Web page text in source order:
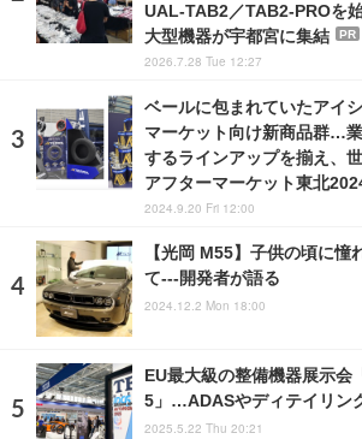
UAL-TAB2／TAB2-PROを
大型機器が宇都宮に集結
PR
2026.7.28 Tue 12:27
ベールに包まれていたアイ
マーケット向け新商品群…
するラインアップを揃え、
アフターマーケット東北
2024.9.20 Fri 12:00
【光岡 M55】子供の頃に憧
て---開発者が語る
2024.12.2 Mon 18:00
EU最大級の整備機器展示
5」…ADASやディテイリン
2025.5.22 Thu 20:21